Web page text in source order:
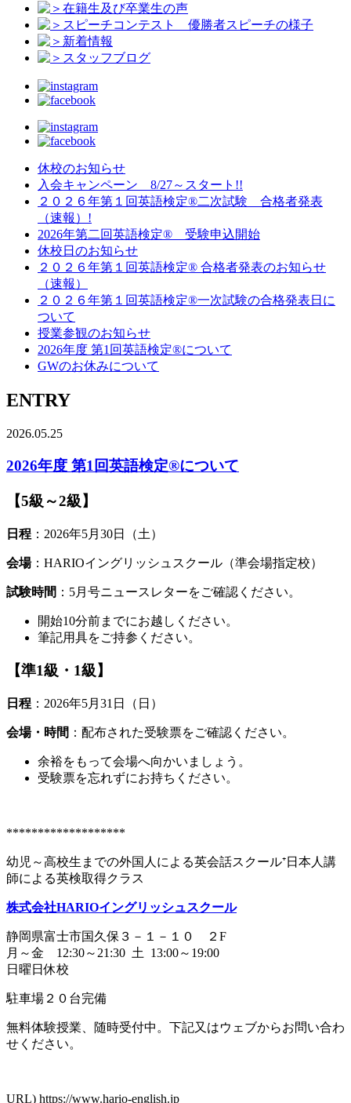
在籍生及び卒業生の声
スピーチコンテスト 優勝者スピーチの様子
新着情報
スタッフブログ
休校のお知らせ
入会キャンペーン 8/27～スタート!!
２０２６年第１回英語検定®二次試験 合格者発表
（速報）!
2026年第二回英語検定® 受験申込開始
休校日のお知らせ
２０２６年第１回英語検定® 合格者発表のお知らせ
（速報）
２０２６年第１回英語検定®一次試験の合格発表日に
ついて
授業参観のお知らせ
2026年度 第1回英語検定®について
GWのお休みについて
ENTRY
2026.05.25
2026年度 第1回英語検定®について
【5級～2級】
日程 ：2026年5月30日（土）
会場：HARIOイングリッシュスクール（準会場指定校）
試験時間 ：5月号ニュースレターをご確認ください。
開始10分前までにお越しください。
筆記用具をご持参ください。
【準1級・1級】
日程 ：2026年5月31日（日）
会場・時間 ：配布された受験票をご確認ください。
余裕をもって会場へ向かいましょう。
受験票を忘れずにお持ちください。
*******************
幼児～高校生までの外国人による英会話スクール⁺日本人講
師による英検取得クラス
株式会社HARIOイングリッシュスクール
静岡県富士市国久保３－１－１０ ２F
月～金 12:30～21:30 土 13:00～19:00
日曜日休校
駐車場２０台完備
無料体験授業、随時受付中。下記又はウェブからお問い合わ
せください。
URL) https://www.hario-english.jp